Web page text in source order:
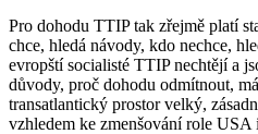
Pro dohodu TTIP tak zřejmě platí
chce, hledá návody, kdo nechce,
evropští socialisté TTIP nechtějí a
důvody, proč dohodu odmítnout,
transatlantický prostor velký,
vzhledem ke zmenšování role